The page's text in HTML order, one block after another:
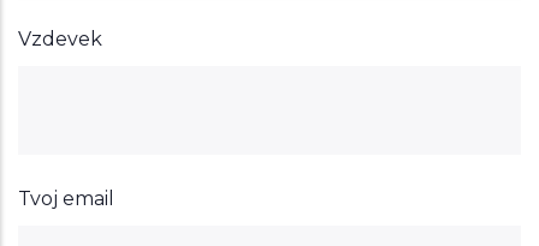
Vzdevek
Tvoj email